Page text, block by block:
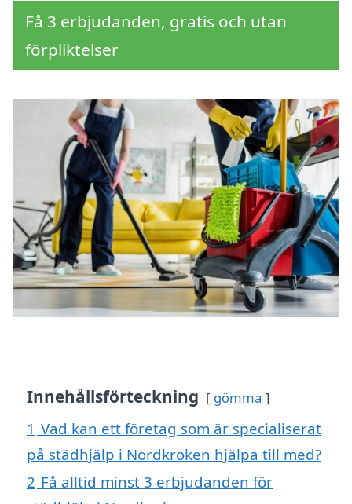
Få 3 erbjudanden, gratis och utan
förpliktelser
Innehållsförteckning gömma
1 Vad kan ett företag som är specialiserat
på städhjälp i Nordkroken hjälpa till med?
2 Få alltid minst 3 erbjudanden för